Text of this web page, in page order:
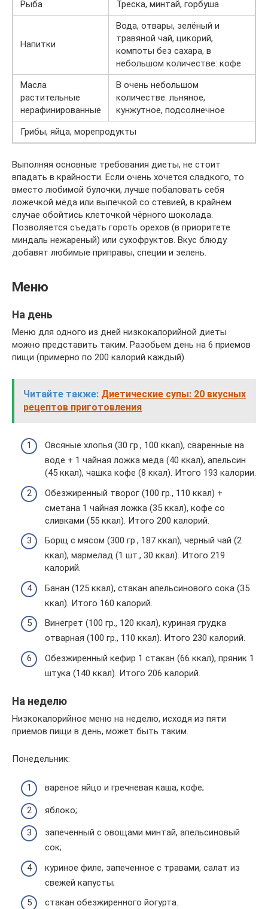
Рыба Треска, минтай, горбуша
Напитки
Вода, отвары, зелёный и
травяной чай, цикорий,
компоты без сахара, в
небольшом количестве: кофе
Масла
растительные
нерафинированные
В очень небольшом
количестве: льняное,
кунжутное, подсолнечное
Грибы, яйца, морепродукты
Выполняя основные требования диеты, не стоит
впадать в крайности. Если очень хочется сладкого, то
вместо любимой булочки, лучше побаловать себя
ложечкой мёда или выпечкой со стевией, в крайнем
случае обойтись клеточкой чёрного шоколада.
Позволяется съедать горсть орехов (в приоритете
миндаль нежареный) или сухофруктов. Вкус блюду
добавят любимые приправы, специи и зелень.
Меню
На день
Меню для одного из дней низкокалорийной диеты
можно представить таким. Разобьем день на 6 приемов
пищи (примерно по 200 калорий каждый).
Читайте также: Диетические супы: 20 вкусных
рецептов приготовления
Овсяные хлопья (30 гр., 100 ккал), сваренные на
воде + 1 чайная ложка меда (40 ккал), апельсин
(45 ккал), чашка кофе (8 ккал). Итого 193 калории.
Обезжиренный творог (100 гр., 110 ккал) +
сметана 1 чайная ложка (35 ккал), кофе со
сливками (55 ккал). Итого 200 калорий.
Борщ с мясом (300 гр., 187 ккал), черный чай (2
ккал), мармелад (1 шт., 30 ккал). Итого 219
калорий.
Банан (125 ккал), стакан апельсинового сока (35
ккал). Итого 160 калорий.
Винегрет (100 гр., 120 ккал), куриная грудка
отварная (100 гр., 110 ккал). Итого 230 калорий.
Обезжиренный кефир 1 стакан (66 ккал), пряник 1
штука (140 ккал). Итого 206 калорий.
На неделю
Низкокалорийное меню на неделю, исходя из пяти
приемов пищи в день, может быть таким.
Понедельник:
вареное яйцо и гречневая каша, кофе;
яблоко;
запеченный с овощами минтай, апельсиновый
сок;
куриное филе, запеченное с травами, салат из
свежей капусты;
стакан обезжиренного йогурта.